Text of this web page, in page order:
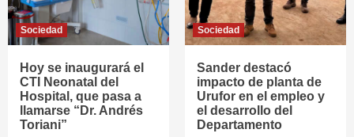
Sociedad
Hoy se inaugurará el
CTI Neonatal del
Hospital, que pasa a
llamarse “Dr. Andrés
Toriani”
Sociedad
Sander destacó
impacto de planta de
Urufor en el empleo y
el desarrollo del
Departamento